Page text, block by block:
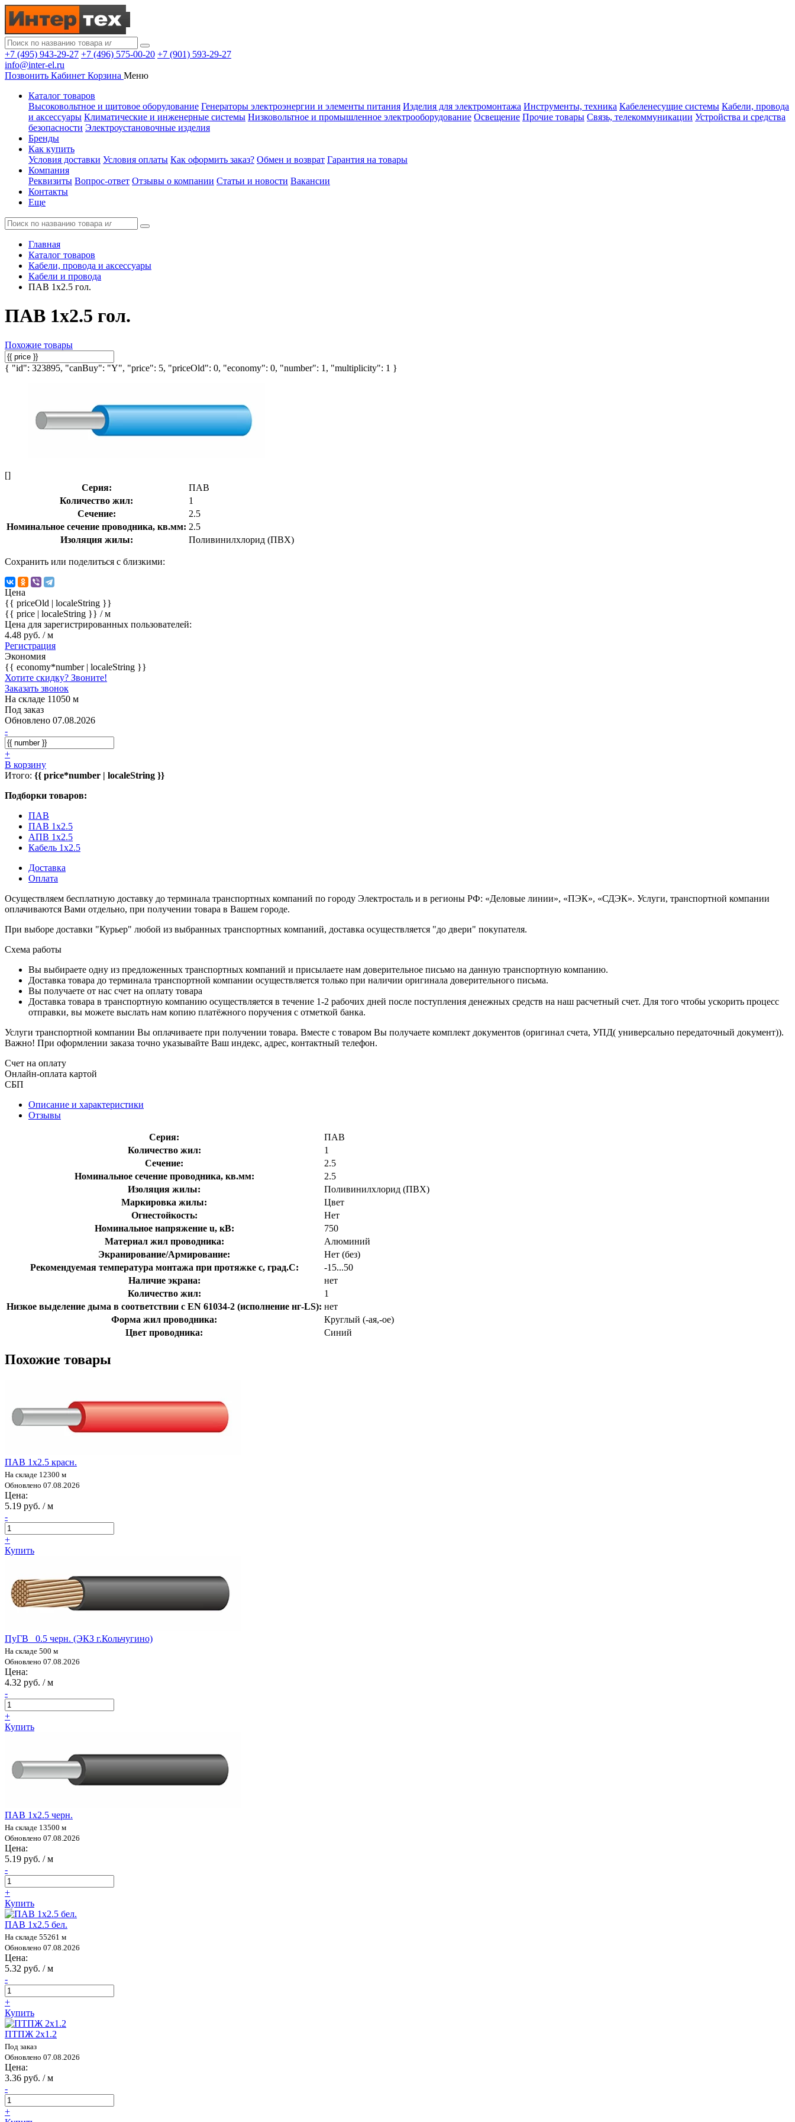
+7 (495) 943-29-27 +7 (496) 575-00-20 +7 (901) 593-29-27
info@inter-el.ru
Позвонить Кабинет Корзина Меню
Каталог товаров
Высоковольтное и щитовое оборудование Генераторы электроэнергии и элементы питания Изделия для электромонтажа Инструменты, техника Кабеленесущие системы Кабели, провода
и аксессуары Климатические и инженерные системы Низковольтное и промышленное электрооборудование Освещение Прочие товары Связь, телекоммуникации Устройства и средства
безопасности Электроустановочные изделия
Бренды
Как купить
Условия доставки Условия оплаты Как оформить заказ? Обмен и возврат Гарантия на товары
Компания
Реквизиты Вопрос-ответ Отзывы о компании Статьи и новости Вакансии
Контакты
Еще
Главная
Каталог товаров
Кабели, провода и аксессуары
Кабели и провода
ПАВ 1х2.5 гол.
ПАВ 1х2.5 гол.
Похожие товары
{ "id": 323895, "canBuy": "Y", "price": 5, "priceOld": 0, "economy": 0, "number": 1, "multiplicity": 1 }
[]
Серия:
ПАВ
Количество жил:
1
Сечение:
2.5
Номинальное сечение проводника, кв.мм: 2.5
Изоляция жилы:
Поливинилхлорид (ПВХ)
Сохранить или поделиться с близкими:
Цена
{{ priceOld | localeString }}
{{ price | localeString }} / м
Цена для зарегистрированных пользователей:
4.48 руб. / м
Регистрация
Экономия
{{ economy*number | localeString }}
Хотите скидку? Звоните!
Заказать звонок
На складе 11050 м
Под заказ
Обновлено 07.08.2026
-
+
В корзину
Итого: {{ price*number | localeString }}
Подборки товаров:
ПАВ
ПАВ 1x2.5
АПВ 1x2.5
Кабель 1x2.5
Доставка
Оплата
Осуществляем бесплатную доставку до терминала транспортных компаний по городу Электросталь и в регионы РФ: «Деловые линии», «ПЭК», «СДЭК». Услуги, транспортной компании
оплачиваются Вами отдельно, при получении товара в Вашем городе.
При выборе доставки "Курьер" любой из выбранных транспортных компаний, доставка осуществляется "до двери" покупателя.
Схема работы
Вы выбираете одну из предложенных транспортных компаний и присылаете нам доверительное письмо на данную транспортную компанию.
Доставка товара до терминала транспортной компании осуществляется только при наличии оригинала доверительного письма.
Вы получаете от нас счет на оплату товара
Доставка товара в транспортную компанию осуществляется в течение 1-2 рабочих дней после поступления денежных средств на наш расчетный счет. Для того чтобы ускорить процесс
отправки, вы можете выслать нам копию платёжного поручения с отметкой банка.
Услуги транспортной компании Вы оплачиваете при получении товара. Вместе с товаром Вы получаете комплект документов (оригинал счета, УПД( универсально передаточный документ)).
Важно! При оформлении заказа точно указывайте Ваш индекс, адрес, контактный телефон.
Счет на оплату
Онлайн-оплата картой
СБП
Описание и характеристики
Отзывы
Серия:
ПАВ
Количество жил:
1
Сечение:
2.5
Номинальное сечение проводника, кв.мм:
2.5
Изоляция жилы:
Поливинилхлорид (ПВХ)
Маркировка жилы:
Цвет
Огнестойкость:
Нет
Номинальное напряжение u, кВ:
750
Материал жил проводника:
Алюминий
Экранирование/Армирование:
Нет (без)
Рекомендуемая температура монтажа при протяжке с, град.C:
-15...50
Наличие экрана:
нет
Количество жил:
1
Низкое выделение дыма в соответствии с EN 61034-2 (исполнение нг-LS): нет
Форма жил проводника:
Круглый (-ая,-ое)
Цвет проводника:
Синий
Похожие товары
ПАВ 1х2.5 красн.
На складе 12300 м
Обновлено 07.08.2026
Цена:
5.19 руб. / м
-
+
Купить
ПуГВ 0.5 черн. (ЭКЗ г.Кольчугино)
На складе 500 м
Обновлено 07.08.2026
Цена:
4.32 руб. / м
-
+
Купить
ПАВ 1х2.5 черн.
На складе 13500 м
Обновлено 07.08.2026
Цена:
5.19 руб. / м
-
+
Купить
ПАВ 1х2.5 бел.
На складе 55261 м
Обновлено 07.08.2026
Цена:
5.32 руб. / м
-
+
Купить
ПТПЖ 2х1.2
Под заказ
Обновлено 07.08.2026
Цена:
3.36 руб. / м
-
+